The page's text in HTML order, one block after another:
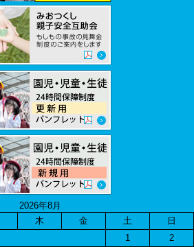
2026年8月
木 金 土
日
1
2